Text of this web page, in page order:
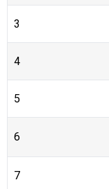
3
4
5
6
7